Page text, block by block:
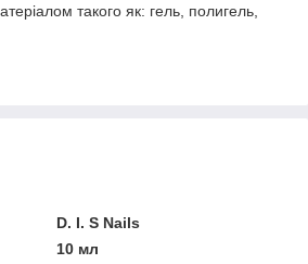
такого як: гель, полигель,
D. I. S Nails
10 мл